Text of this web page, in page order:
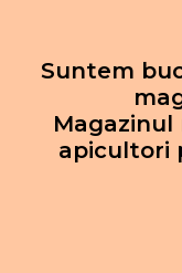
Suntem
apicultori